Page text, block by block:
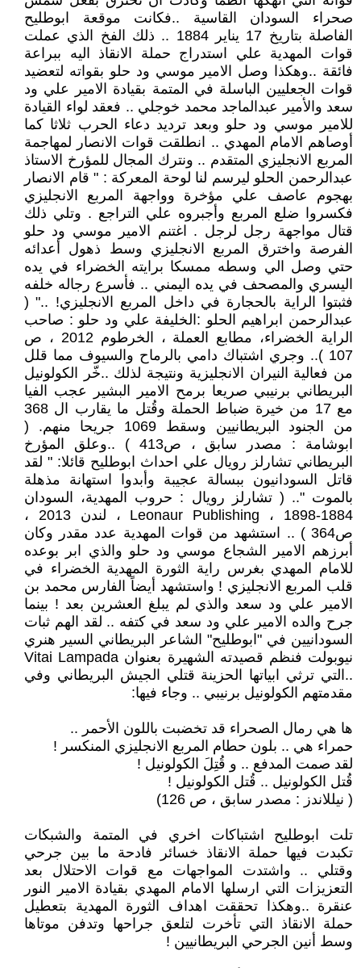
صحراء السودان القاسية ..فكانت موقعة ابوطليح
الفاصلة بتاريخ 17 يناير 1884 .. ذلك الفخ الذي عملت
قوات المهدية علي استدراج حملة الانقاذ اليه ببراعة
فائقة ..وهكذا وصل الامير موسي ود حلو بقواته لتعضيد
قوات الجعليين الباسلة في المتمة بقيادة الامير علي ود
سعد والأمير عبدالماجد محمد خوجلي .. فعقد لواء القيادة
للامير موسي ود حلو وبعد ترديد دعاء الحرب ثلاثا كما
أوصاهم الامام المهدي .. انطلقت قوات الانصار لمهاجمة
المربع الانجليزي المتقدم .. ونترك المجال للمؤرخ الاستاذ
عبدالرحمن الحلو ليرسم لنا لوحة المعركة : " قام الانصار
بهجوم عاصف علي مؤخرة وواجهة المربع الانجليزي
فكسروا ضلع المربع وأجبروه علي التراجع . وتلي ذلك
قتال مواجهة رجل لرجل . اغتنم الامير موسي ود حلو
الفرصة واخترق المربع الانجليزي وسط ذهول أعدائه
حتي وصل الي وسطه ممسكا برايته الخضراء في يده
اليسري والمصحف في يده اليمني .. فأسرع رجاله خلفه
فثبتوا الراية بالحجارة في داخل المربع الانجليزي! .." (
عبدالرحمن ابراهيم الحلو :الخليفة علي ود حلو : صاحب
الراية الخضراء، مطابع العملة ، الخرطوم 2012 ، ص
107 ).. وجري اشتباك دامي بالرماح والسيوف مما قلل
من فعالية النيران الانجليزية ونتيجة لذلك ..خّر الكولونيل
البريطاني برنيبي صريعا برمح الامير البشير عجب الفيا
مع 17 من خيرة ضباط الحملة وقُتل ما يقارب ال 368
من الجنود البريطانيين وسقط 1069 جريحا منهم. (
ابوشامة : مصدر سابق ، ص413 ) ..وعلق المؤرخ
البريطاني تشارلز رويال علي احداث ابوطليح قائلا: " لقد
قاتل السودانيون ببسالة عجيبة وأبدوا استهانة مذهلة
بالموت ".. ( تشارلز رويال : حروب المهدية، السودان
1884-1898 ، Leonaur Publishing ، لندن 2013 ،
ص364 ) .. استشهد من قوات المهدية عدد مقدر وكان
أبرزهم الامير الشجاع موسي ود حلو والذي ابر بوعده
للامام المهدي بغرس راية الثورة المهدية الخضراء في
قلب المربع الانجليزي ! واستشهد أيضاً الفارس محمد بن
الامير علي ود سعد والذي لم يبلغ العشرين بعد ! بينما
جرح والده الامير علي ود سعد في كتفه .. لقد الهم ثبات
السودانيين في "ابوطليح" الشاعر البريطاني السير هنري
نيوبولت فنظم قصيدته الشهيرة بعنوان Vitai Lampada
..التي ترثي ابياتها الحزينة قتلي الجيش البريطاني وفي
مقدمتهم الكولونيل برنيبي .. وجاء فيها:
ها هي رمال الصحراء قد تخضبت باللون الأحمر ..
حمراء هي .. بلون حطام المربع الانجليزي المنكسر !
لقد صمت المدفع .. و قُتِلَ الكولونيل !
قُتل الكولونيل .. قُتل الكولونيل !
( نيللاندز : مصدر سابق ، ص 126)
تلت ابوطليح اشتباكات اخري في المتمة والشبكات
تكبدت فيها حملة الانقاذ خسائر فادحة ما بين جرحي
وقتلي .. واشتدت المواجهات مع قوات الاحتلال بعد
التعزيزات التي ارسلها الامام المهدي بقيادة الامير النور
عنقرة ..وهكذا تحققت اهداف الثورة المهدية بتعطيل
حملة الانقاذ التي تأخرت لتلعق جراحها وتدفن موتاها
وسط أنين الجرحي البريطانيين !